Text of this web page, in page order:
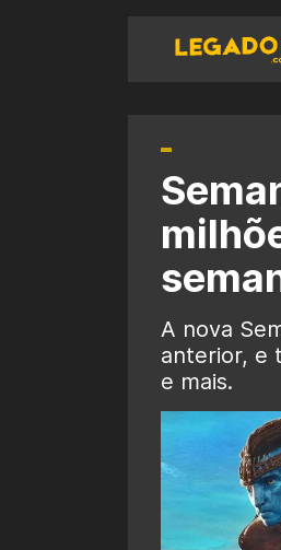
A nova
anterior, e
e mais.